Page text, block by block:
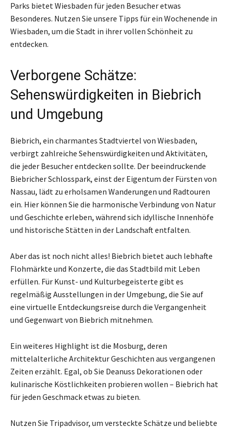
Parks bietet Wiesbaden für jeden Besucher etwas
Besonderes. Nutzen Sie unsere Tipps für ein Wochenende in
Wiesbaden, um die Stadt in ihrer vollen Schönheit zu
entdecken.
Verborgene Schätze:
Sehenswürdigkeiten in Biebrich
und Umgebung
Biebrich, ein charmantes Stadtviertel von Wiesbaden,
verbirgt zahlreiche Sehenswürdigkeiten und Aktivitäten,
die jeder Besucher entdecken sollte. Der beeindruckende
Biebricher Schlosspark, einst der Eigentum der Fürsten von
Nassau, lädt zu erholsamen Wanderungen und Radtouren
ein. Hier können Sie die harmonische Verbindung von Natur
und Geschichte erleben, während sich idyllische Innenhöfe
und historische Stätten in der Landschaft entfalten.
Aber das ist noch nicht alles! Biebrich bietet auch lebhafte
Flohmärkte und Konzerte, die das Stadtbild mit Leben
erfüllen. Für Kunst- und Kulturbegeisterte gibt es
regelmäßig Ausstellungen in der Umgebung, die Sie auf
eine virtuelle Entdeckungsreise durch die Vergangenheit
und Gegenwart von Biebrich mitnehmen.
Ein weiteres Highlight ist die Mosburg, deren
mittelalterliche Architektur Geschichten aus vergangenen
Zeiten erzählt. Egal, ob Sie Deanuss Dekorationen oder
kulinarische Köstlichkeiten probieren wollen – Biebrich hat
für jeden Geschmack etwas zu bieten.
Nutzen Sie Tripadvisor, um versteckte Schätze und beliebte